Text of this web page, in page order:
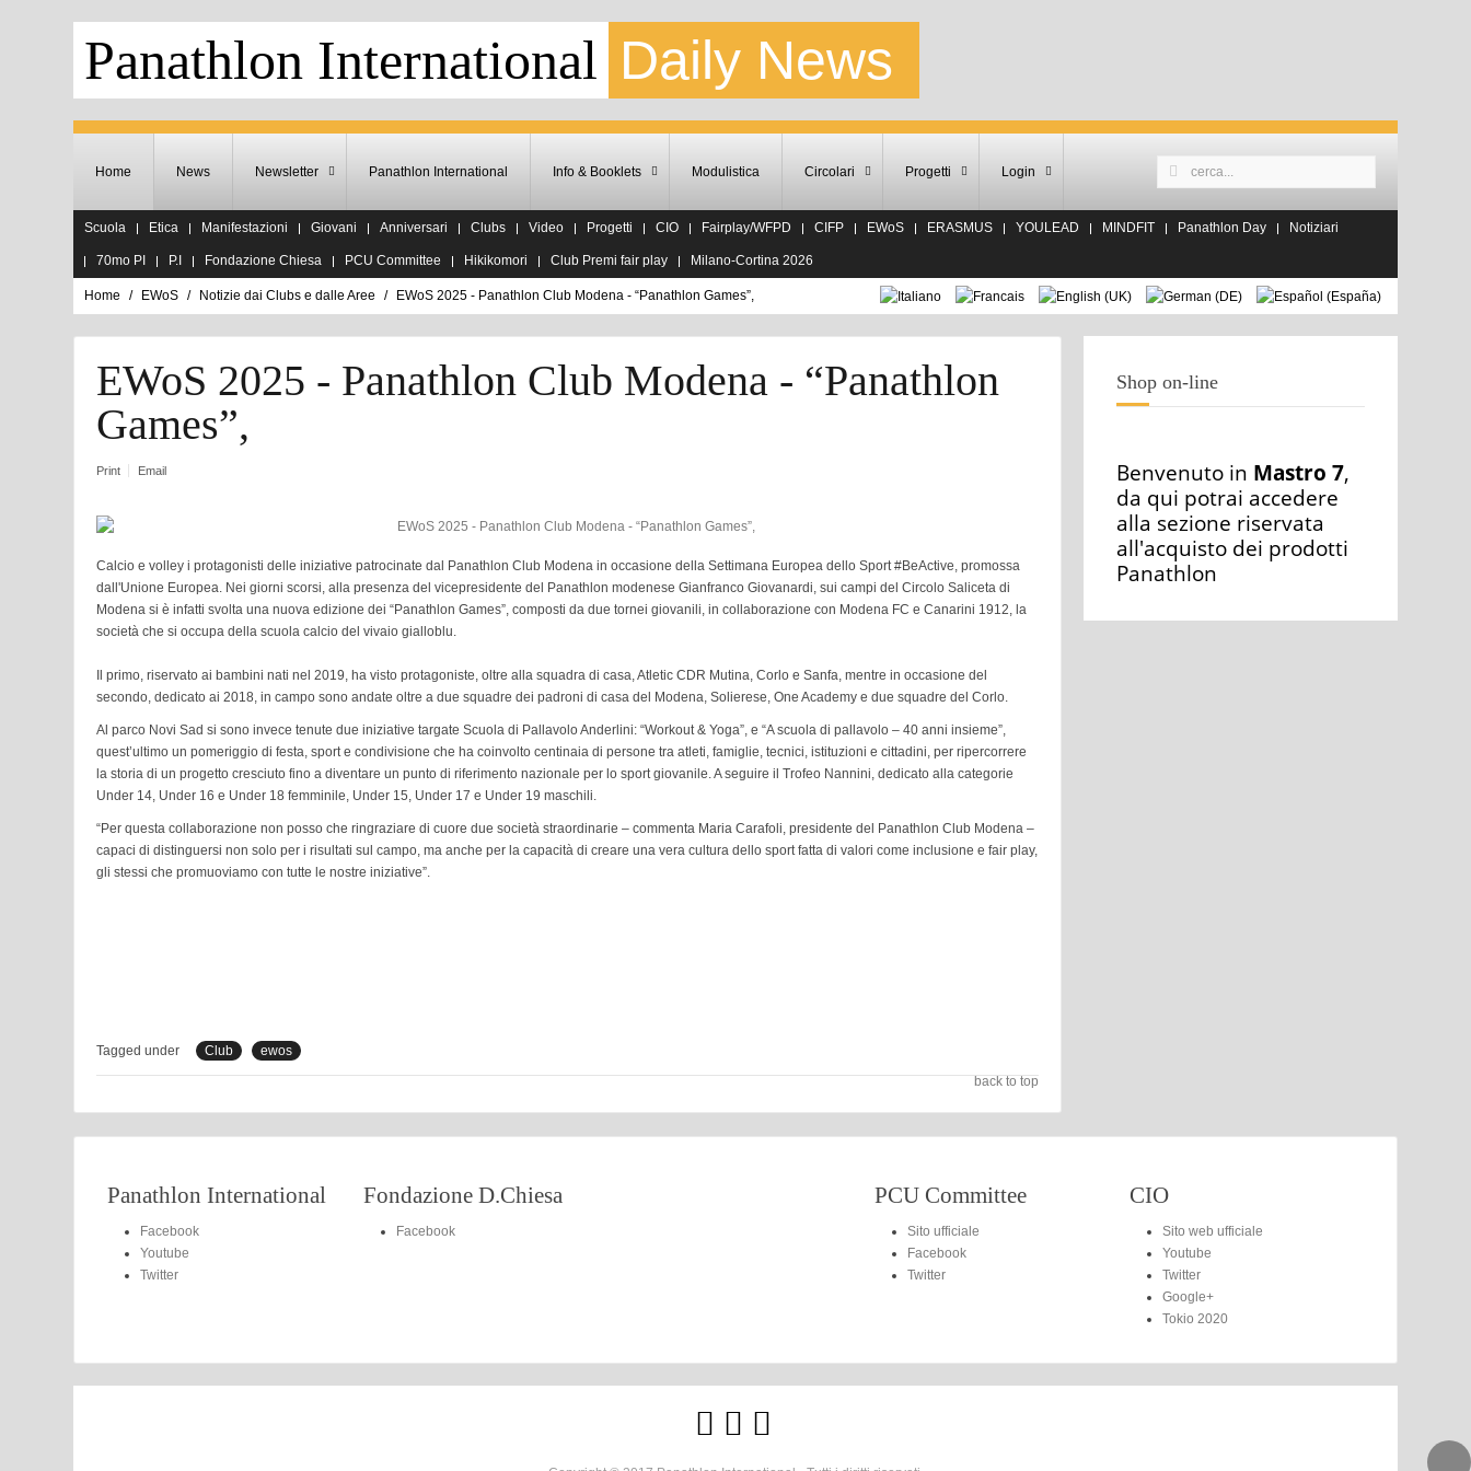
Panathlon International Daily News
Home News Newsletter Panathlon International Info & Booklets Modulistica Circolari Progetti Login
Scuola Etica Manifestazioni Giovani Anniversari Clubs Video Progetti CIO Fairplay/WFPD CIFP EWoS ERASMUS YOULEAD MINDFIT Panathlon Day Notiziari
70mo PI P.I Fondazione Chiesa PCU Committee Hikikomori Club Premi fair play Milano-Cortina 2026
Home EWoS Notizie dai Clubs e dalle Aree EWoS 2025 - Panathlon Club Modena - “Panathlon Games”,
EWoS 2025 - Panathlon Club Modena - “Panathlon
Games”,
Print Email
Calcio e volley i protagonisti delle iniziative patrocinate dal Panathlon Club Modena in occasione della Settimana Europea dello Sport #BeActive, promossa
dall'Unione Europea. Nei giorni scorsi, alla presenza del vicepresidente del Panathlon modenese Gianfranco Giovanardi, sui campi del Circolo Saliceta di
Modena si è infatti svolta una nuova edizione dei “Panathlon Games”, composti da due tornei giovanili, in collaborazione con Modena FC e Canarini 1912, la
società che si occupa della scuola calcio del vivaio gialloblu.
Il primo, riservato ai bambini nati nel 2019, ha visto protagoniste, oltre alla squadra di casa, Atletic CDR Mutina, Corlo e Sanfa, mentre in occasione del
secondo, dedicato ai 2018, in campo sono andate oltre a due squadre dei padroni di casa del Modena, Solierese, One Academy e due squadre del Corlo.
Al parco Novi Sad si sono invece tenute due iniziative targate Scuola di Pallavolo Anderlini: “Workout & Yoga”, e “A scuola di pallavolo – 40 anni insieme”,
quest’ultimo un pomeriggio di festa, sport e condivisione che ha coinvolto centinaia di persone tra atleti, famiglie, tecnici, istituzioni e cittadini, per ripercorrere
la storia di un progetto cresciuto fino a diventare un punto di riferimento nazionale per lo sport giovanile. A seguire il Trofeo Nannini, dedicato alla categorie
Under 14, Under 16 e Under 18 femminile, Under 15, Under 17 e Under 19 maschili.
“Per questa collaborazione non posso che ringraziare di cuore due società straordinarie – commenta Maria Carafoli, presidente del Panathlon Club Modena –
capaci di distinguersi non solo per i risultati sul campo, ma anche per la capacità di creare una vera cultura dello sport fatta di valori come inclusione e fair play,
gli stessi che promuoviamo con tutte le nostre iniziative”.
Tagged under Club
ewos
back to top
Shop on-line
Benvenuto in Mastro 7,
da qui potrai accedere
alla sezione riservata
all'acquisto dei prodotti
Panathlon
Panathlon International
Facebook
Youtube
Twitter
Fondazione D.Chiesa
Facebook
PCU Committee
Sito ufficiale
Facebook
Twitter
CIO
Sito web ufficiale
Youtube
Twitter
Google+
Tokio 2020